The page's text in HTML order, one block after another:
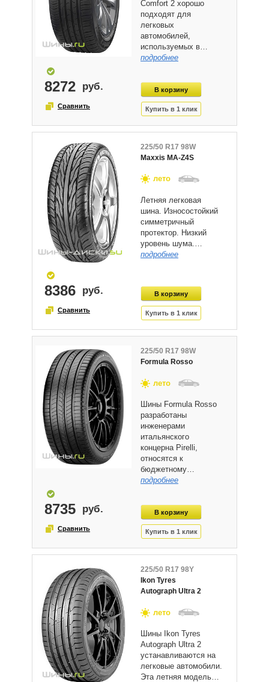
Comfort 2 хорошо
подходят для
легковых
автомобилей,
используемых в…
подробнее
8272
225/50 R17 98W
Maxxis MA-Z4S
лето
Летняя легковая
шина. Износостойкий
симметричный
протектор. Низкий
уровень шума.…
подробнее
8386
225/50 R17 98W
Formula Rosso
лето
Шины Formula Rosso
разработаны
инженерами
итальянского
концерна Pirelli,
относятся к
бюджетному…
подробнее
8735
225/50 R17 98Y
Ikon Tyres
Autograph Ultra 2
лето
Шины Ikon Tyres
Autograph Ultra 2
устанавливаются на
легковые автомобили.
Эта летняя модель…